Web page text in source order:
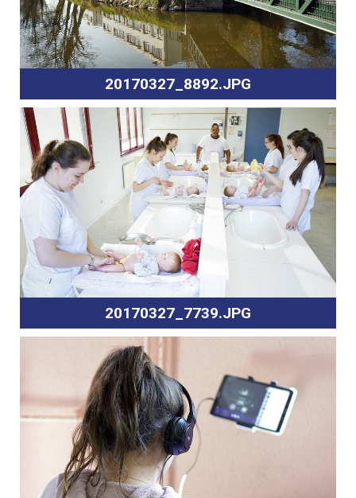
20170327_8892.JPG
20170327_7739.JPG